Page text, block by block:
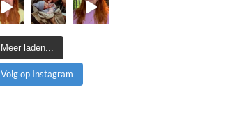
Meer laden...
Volg op Instagram